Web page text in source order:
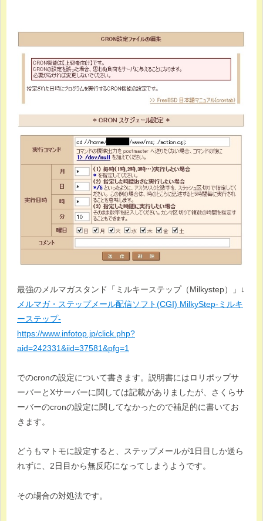
最強のメルマガスタンド「ミルキーステップ（Milkystep）」↓
メルマガ・ステップメール配信ソフト(CGI) MilkyStep-ミルキ
ーステップ-
https://www.infotop.jp/click.php?
aid=242331&iid=37581&pfg=1
でのcronの設定について書きます。説明書にはロリポップサ
ーバーとXサーバーに関しては記載がありましたが、さくらサ
ーバーのcronの設定に関してなかったので補足的に書いてお
きます。
どうもマトモに設定すると、ステップメールが1日目しか送ら
れずに、2日目から無反応になってしまうようです。
その場合の対処法です。